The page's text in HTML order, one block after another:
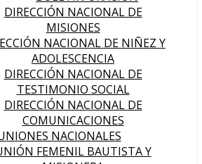
DIRECCIÓN NACIONAL DE
MISIONES
NACIONAL DE NIÑEZ Y
ADOLESCENCIA
DIRECCIÓN NACIONAL DE
TESTIMONIO SOCIAL
DIRECCIÓN NACIONAL DE
COMUNICACIONES
NACIONALES
FEMENIL BAUTISTA Y